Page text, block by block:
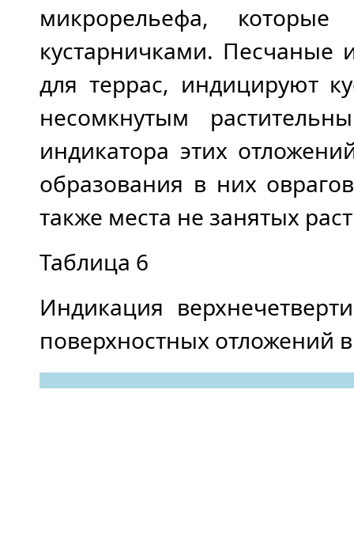
микрорельефа,
кустарничками. Песчаные
для террас, индицируют
несомкнутым
индикатора этих
образования в них
также места не занятых
Таблица 6
Индикация
поверхностных отложений